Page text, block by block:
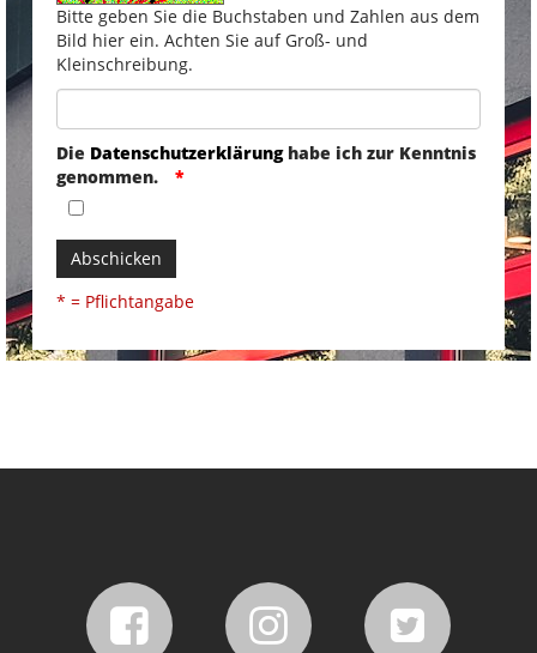
Bitte geben Sie die Buchstaben und Zahlen aus dem
Bild hier ein. Achten Sie auf Groß- und
Kleinschreibung.
Die Datenschutzerklärunghabe ich zur Kenntnis
genommen.
Abschicken
* = Pflichtangabe